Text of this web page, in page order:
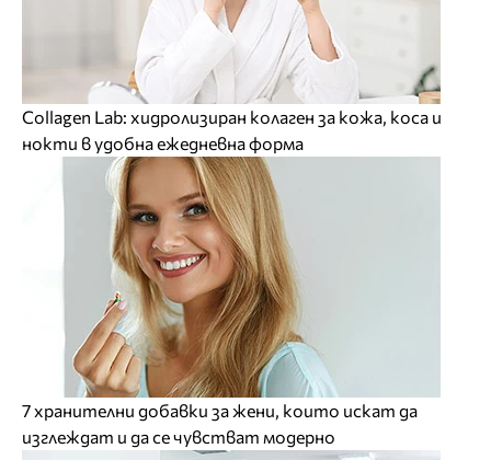
Collagen Lab: хидролизиран колаген за кожа, коса и
нокти в удобна ежедневна форма
7 хранителни добавки за жени, които искат да
изглеждат и да се чувстват модерно